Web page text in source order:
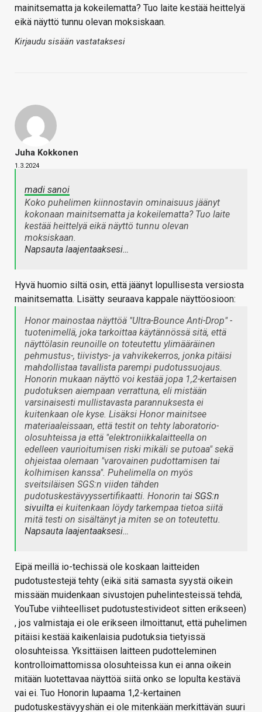
mainitsematta ja kokeilematta? Tuo laite kestää heittelyä
eikä näyttö tunnu olevan moksiskaan.
Kirjaudu sisään vastataksesi
Juha Kokkonen
1.3.2024
madi sanoi
Koko puhelimen kiinnostavin ominaisuus jäänyt
kokonaan mainitsematta ja kokeilematta? Tuo laite
kestää heittelyä eikä näyttö tunnu olevan
moksiskaan.
Napsauta laajentaaksesi…
Hyvä huomio siltä osin, että jäänyt lopullisesta versiosta
mainitsematta. Lisätty seuraava kappale näyttöosioon:
Honor mainostaa näyttöä "Ultra-Bounce Anti-Drop" -
tuotenimellä, joka tarkoittaa käytännössä sitä, että
näyttölasin reunoille on toteutettu ylimääräinen
pehmustus-, tiivistys- ja vahvikekerros, jonka pitäisi
mahdollistaa tavallista parempi pudotussuojaus.
Honorin mukaan näyttö voi kestää jopa 1,2-kertaisen
pudotuksen aiempaan verrattuna, eli mistään
varsinaisesti mullistavasta parannuksesta ei
kuitenkaan ole kyse. Lisäksi Honor mainitsee
materiaaleissaan, että testit on tehty laboratorio-
olosuhteissa ja että "elektroniikkalaitteella on
edelleen vaurioitumisen riski mikäli se putoaa" sekä
ohjeistaa olemaan "varovainen pudottamisen tai
kolhimisen kanssa". Puhelimella on myös
sveitsiläisen SGS:n viiden tähden
pudotuskestävyyssertifikaatti. Honorin tai SGS:n
sivuilta ei kuitenkaan löydy tarkempaa tietoa siitä
mitä testi on sisältänyt ja miten se on toteutettu.
Napsauta laajentaaksesi…
Eipä meillä io-techissä ole koskaan laitteiden
pudotustestejä tehty (eikä sitä samasta syystä oikein
missään muidenkaan sivustojen puhelintesteissä tehdä,
YouTube viihteelliset pudotustestivideot sitten erikseen)
, jos valmistaja ei ole erikseen ilmoittanut, että puhelimen
pitäisi kestää kaikenlaisia pudotuksia tietyissä
olosuhteissa. Yksittäisen laitteen pudotteleminen
kontrolloimattomissa olosuhteissa kun ei anna oikein
mitään luotettavaa näyttöä siitä onko se lopulta kestävä
vai ei. Tuo Honorin lupaama 1,2-kertainen
pudotuskestävyyshän ei ole mitenkään merkittävän suuri